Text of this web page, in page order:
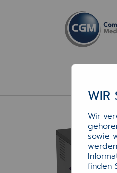
WIR
Wir
sowie
finden